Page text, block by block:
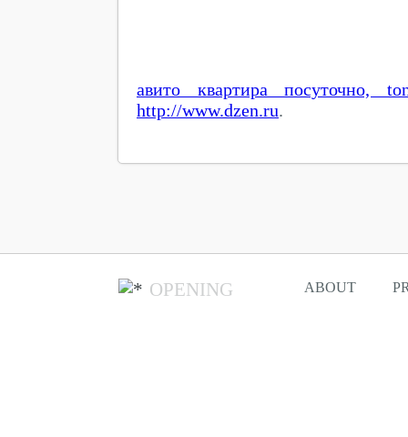
авито квартира посуточно,
http://www.dzen.ru.
OPENING ABOUT